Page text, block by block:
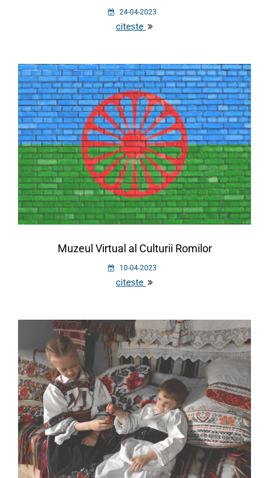
24-04-2023
citește
Muzeul Virtual al Culturii Romilor
10-04-2023
citește